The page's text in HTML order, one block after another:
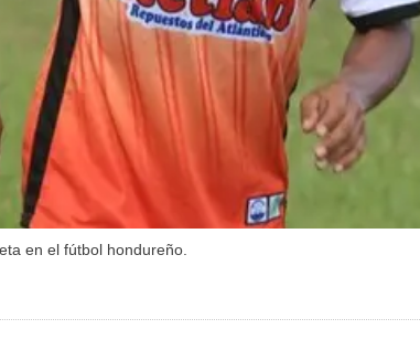
en el fútbol hondureño.